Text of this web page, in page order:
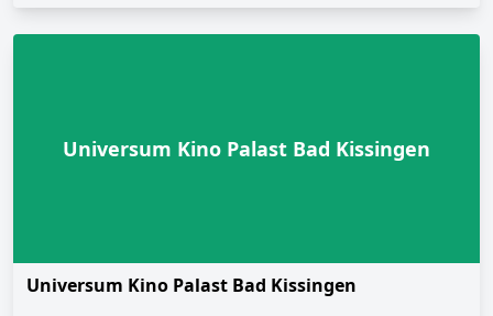
Universum Kino Palast Bad Kissingen
Universum Kino Palast Bad Kissingen